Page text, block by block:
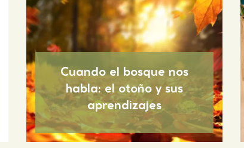
Cuando el bosque nos
habla: el otoño y sus
aprendizajes